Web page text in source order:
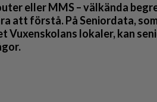
eller MMS – välkända
att förstå. På Seniordata,
Vuxenskolans lokaler, kan